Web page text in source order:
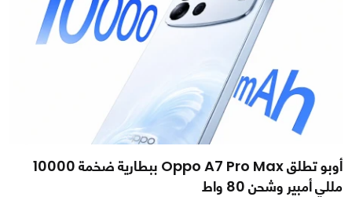
أوبو تطلق Oppo A7 Pro Max ببطارية ضخمة 10000
مللي أمبير وشحن 80 واط